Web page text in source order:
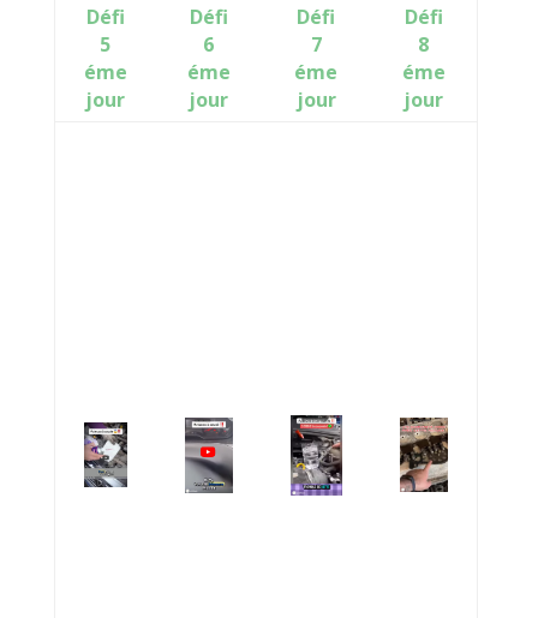
Défi
5
éme
jour
Défi
6
éme
jour
Défi
7
éme
jour
Défi
8
éme
jour